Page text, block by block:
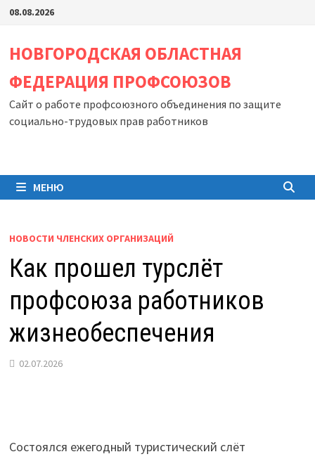
Перейти
содержимому
08.08.2026
НОВГОРОДСКАЯ ОБЛАСТНАЯ
ФЕДЕРАЦИЯ ПРОФСОЮЗОВ
Сайт о работе профсоюзного объединения по защите
социально-трудовых прав работников
МЕНЮ
НОВОСТИ ЧЛЕНСКИХ ОРГАНИЗАЦИЙ
Как прошел турслёт
профсоюза работников
жизнеобеспечения
02.07.2026
Состоялся ежегодный туристический слёт